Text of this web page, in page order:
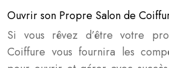
Ouvrir son Propre Salon de
Si vous rêvez d’être votre
Coiffure vous fournira les